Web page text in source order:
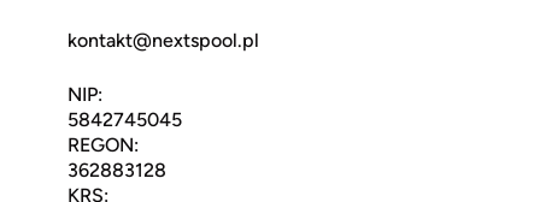
kontakt@nextspool.pl
NIP:
5842745045
REGON:
362883128
KRS: